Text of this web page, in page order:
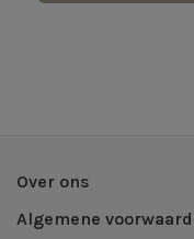
Over ons
Algemene